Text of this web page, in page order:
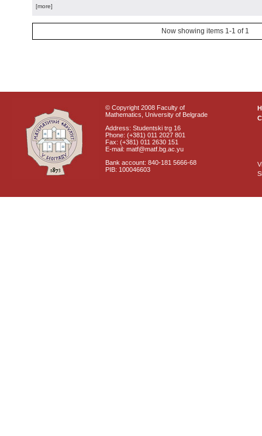
[more]
Now showing items 1-1 of 1
© Copyright 2008 Faculty of
Mathematics, University of Belgrade
Address: Studentski trg 16
Phone: (+381) 011 2027 801
Fax: (+381) 011 2630 151
E-mail: matf@matf.bg.ac.yu
Bank account: 840-181 5666-68
PIB: 100046603